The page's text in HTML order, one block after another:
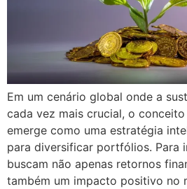
Em um cenário global onde a
cada vez mais crucial, o
emerge como uma estratégia
para diversificar portfólios. Para
buscam não apenas retornos
também um impacto positivo no